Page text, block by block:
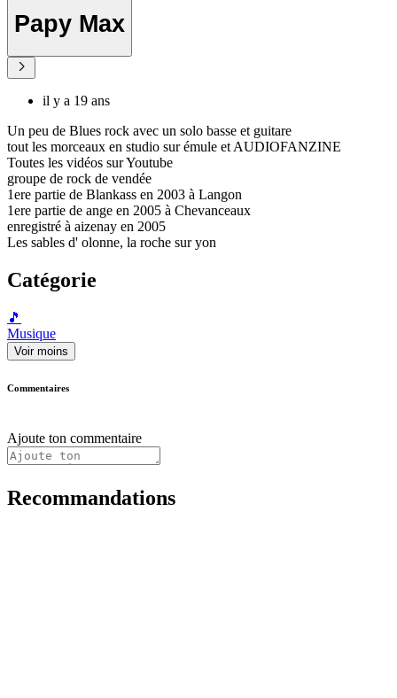
Papy Max
il y a 19 ans
Un peu de Blues rock avec un solo basse et guitare
tout les morceaux en studio sur émule et AUDIOFANZINE
Toutes les vidéos sur Youtube
groupe de rock de vendée
1ere partie de Blankass en 2003 à Langon
1ere partie de ange en 2005 à Chevanceaux
enregistré à aizenay en 2005
Les sables d' olonne, la roche sur yon
Catégorie
🎵
Musique
Voir moins
Commentaires
Ajoute ton commentaire
Recommandations